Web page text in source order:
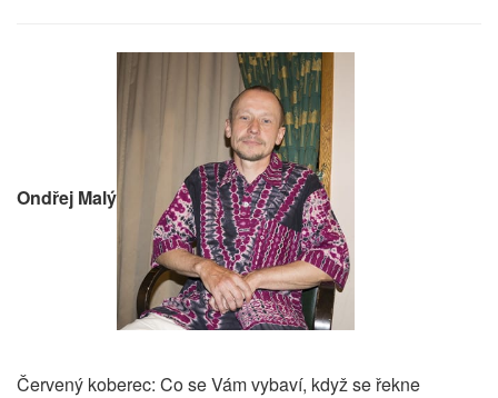
Ondřej Malý
Červený koberec: Co se Vám vybaví, když se řekne